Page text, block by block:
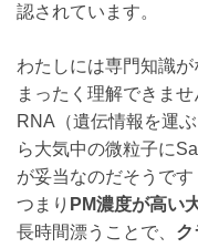
認されています。
わたしには専門知識
まったく理解できま
RNA（遺伝情報を運
ら大気中の微粒子に
が妥当なのだそうです
つまり PM濃度が高い
長時間漂うことで、 ク